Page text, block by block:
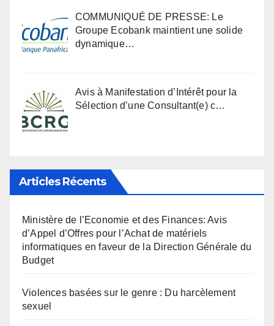
COMMUNIQUÉ DE PRESSE: Le
Groupe Ecobank maintient une solide
dynamique…
Avis à Manifestation d’Intérêt pour la
Sélection d’une Consultant(e) c…
Articles Récents
Ministère de l’Economie et des Finances: Avis
d’Appel d’Offres pour l’Achat de matériels
informatiques en faveur de la Direction Générale du
Budget
Violences basées sur le genre : Du harcèlement
sexuel